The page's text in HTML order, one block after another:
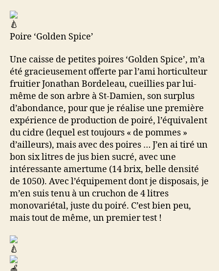
Poire ‘Golden Spice’
Une caisse de petites poires ‘Golden Spice’, m’a
été gracieusement offerte par l’ami horticulteur
fruitier Jonathan Bordeleau, cueillies par lui-
même de son arbre à St-Damien, son surplus
d’abondance, pour que je réalise une première
expérience de production de poiré, l’équivalent
du cidre (lequel est toujours « de pommes »
d’ailleurs), mais avec des poires … J’en ai tiré un
bon six litres de jus bien sucré, avec une
intéressante amertume (14 brix, belle densité
de 1050). Avec l’équipement dont je disposais, je
m’en suis tenu à un cruchon de 4 litres
monovariétal, juste du poiré. C’est bien peu,
mais tout de même, un premier test !